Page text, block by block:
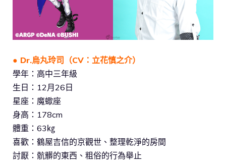
● Dr.烏丸玲司（CV：立花慎之介）
學年：高中三年級
生日：12月26日
星座：魔蠍座
身高：178cm
體重：63㎏
喜歡：鶴屋吉信的京觀世、整理乾淨的房間
討厭：骯髒的東西、粗俗的行為舉止